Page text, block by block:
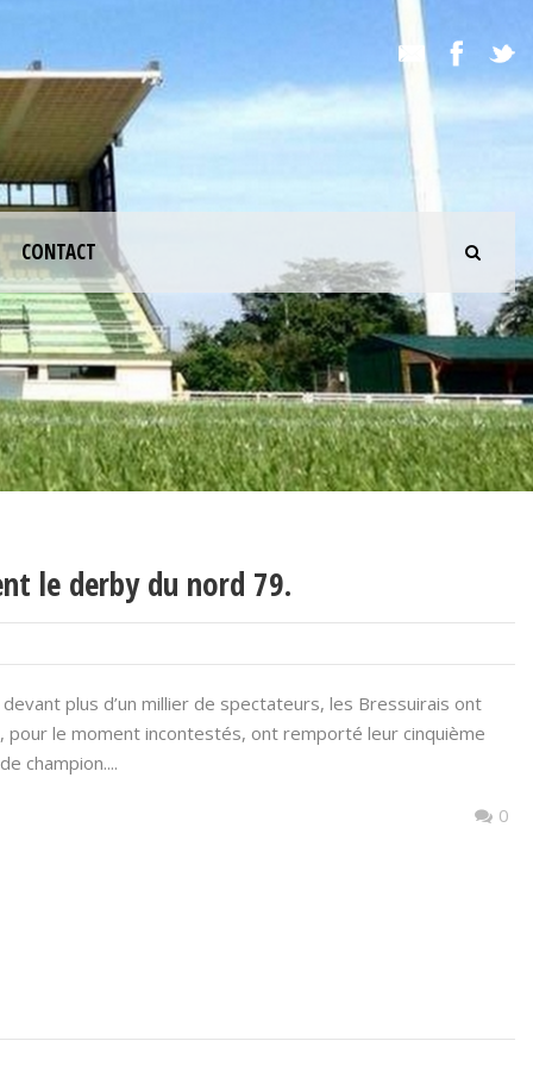
CONTACT
le derby du nord 79.
plus d’un millier de spectateurs, les Bressuirais ont
le moment incontestés, ont remporté leur cinquième
champion....
0